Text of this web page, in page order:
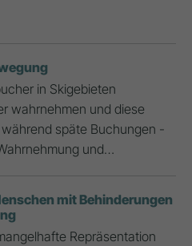
in Skigebieten
wahrnehmen und diese
späte Buchungen -
und…
mit Behinderungen
Repräsentation